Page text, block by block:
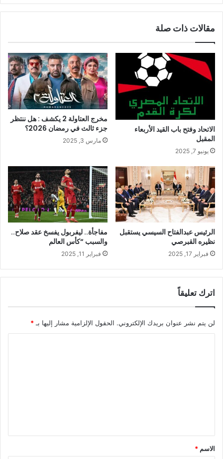
مقالات ذات صلة
الاتحاد وفتح باب القيد الأربعاء
المقبل
يونيو 7, 2025
مخرج العتاولة 2 يكشف : هل ننتظر
جزء ثالث في رمضان 2026؟
مارس 3, 2025
الرئيس عبدالفتاح السيسي يستقبل
نظيره القبرصي
فبراير 17, 2025
مفاجأة.. ليفربول يفسخ عقد صلاح..
والسبب “كأس العالم
فبراير 11, 2025
اترك تعليقاً
لن يتم نشر عنوان بريدك الإلكتروني. الحقول الإلزامية مشار إليها بـ *
*
الاسم *